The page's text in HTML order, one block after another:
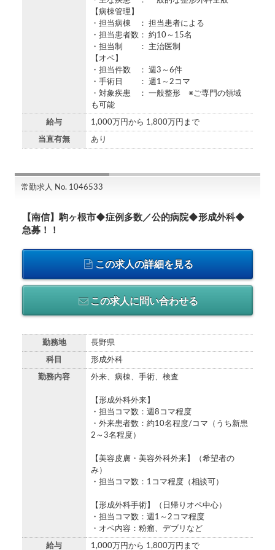
【病棟管理】
・担当病棟 ： 担当患者による
・担当患者数： 約10～15名
・担当制 ： 主治医制
【オペ】
・担当件数 ： 週3～6件
・手術日 ： 週1～2コマ
・対象疾患 ： 一般整形 ※ご専門の領域
も可能
給与 1,000万円から 1,800万円まで
当直有無 あり
常勤求人 No. 1046533
【南信】駒ヶ根市◆症例多数／公的病院◆形成外科◆
急募！！
この求人の詳細を見る
この求人に問い合わせる
勤務地 長野県
科目 形成外科
勤務内容 外来、病棟、手術、検査
【形成外科外来】
・担当コマ数：週8コマ程度
・外来患者数：約10名程度/コマ（うち新患
2～3名程度）
【美容皮膚・美容外科外来】（希望者の
み）
・担当コマ数：1コマ程度（相談可）
【形成外科手術】（日帰りオペ中心）
・担当コマ数：週1～2コマ程度
・オペ内容：粉瘤、デブリなど
給与 1,000万円から 1,800万円まで